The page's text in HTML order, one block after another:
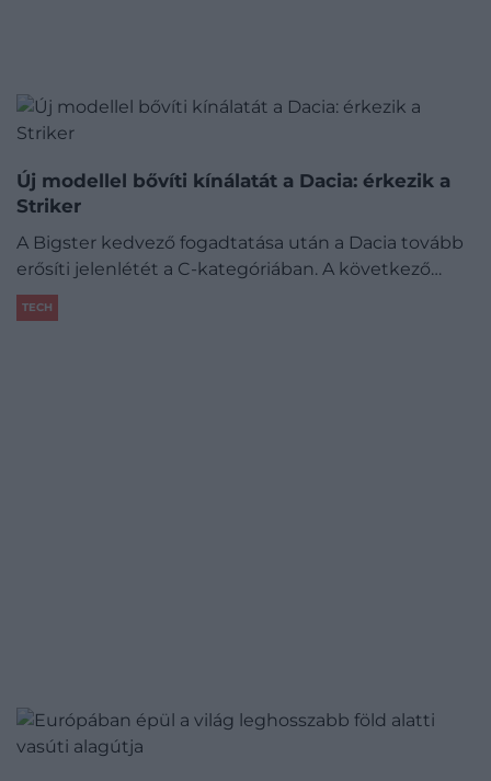
Új modellel bővíti kínálatát a Dacia: érkezik a
Striker
A Bigster kedvező fogadtatása után a Dacia tovább
erősíti jelenlétét a C-kategóriában. A következő…
TECH